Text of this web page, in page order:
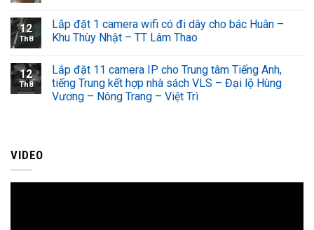
12
Th8
Lắp đặt 1 camera wifi có đi dây cho bác Huân –
Khu Thùy Nhật – TT Lâm Thao
12
Th8
Lắp đặt 11 camera IP cho Trung tâm Tiếng Anh,
tiếng Trung kết hợp nhà sách VLS – Đại lộ Hùng
Vương – Nông Trang – Việt Trì
VIDEO